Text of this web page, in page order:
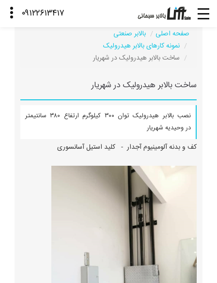
صفحه اصلی
بالابر صنعتی
نمونه کارهای بالابر هیدرولیک
ساخت بالابر هیدرولیک در شهریار
ساخت بالابر هیدرولیک در شهریار
نصب بالابر هیدرولیک توان ۳۰۰ کیلوگرم ارتفاع ۳۸۰ سانتیمتر
در وحیدیه شهریار
کف و بدنه آلومینیوم آجدار - کلید استیل آسانسوری